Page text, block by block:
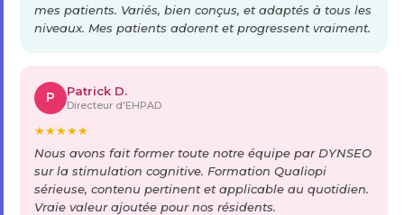
mes patients. Variés, bien conçus, et adaptés à tous les
niveaux. Mes patients adorent et progressent vraiment.
P Patrick D.
Directeur d'EHPAD
★★★★★
Nous avons fait former toute notre équipe par DYNSEO
sur la stimulation cognitive. Formation Qualiopi
sérieuse, contenu pertinent et applicable au quotidien.
Vraie valeur ajoutée pour nos résidents.